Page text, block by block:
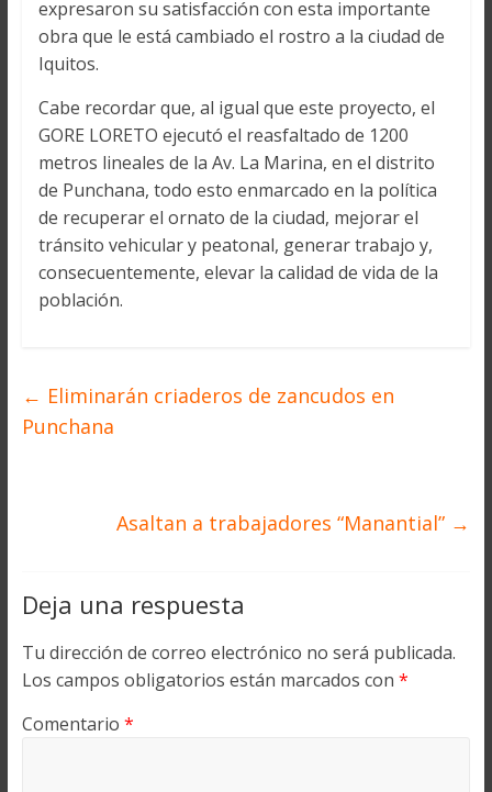
expresaron su satisfacción con esta importante
obra que le está cambiado el rostro a la ciudad de
Iquitos.
Cabe recordar que, al igual que este proyecto, el
GORE LORETO ejecutó el reasfaltado de 1200
metros lineales de la Av. La Marina, en el distrito
de Punchana, todo esto enmarcado en la política
de recuperar el ornato de la ciudad, mejorar el
tránsito vehicular y peatonal, generar trabajo y,
consecuentemente, elevar la calidad de vida de la
población.
← Eliminarán criaderos de zancudos en
Punchana
Asaltan a trabajadores “Manantial” →
Deja una respuesta
Tu dirección de correo electrónico no será publicada.
Los campos obligatorios están marcados con *
Comentario *